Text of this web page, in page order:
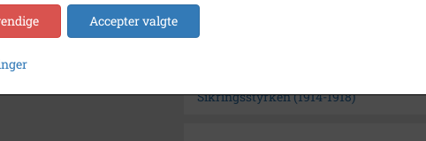
Søg videre i Historisk Arkiv Dragør
Sikringsstyrken (1914-1918)
Accepter valgte